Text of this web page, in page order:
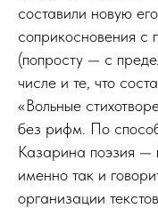
составили новую
соприкосновения с
(попросту — с
числе и те, что
«Вольные
без рифм. По
Казарина поэзия —
именно так и
организации